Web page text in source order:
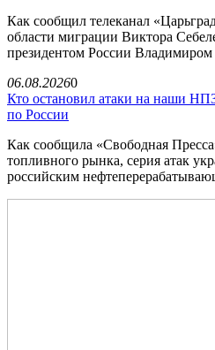
Как сообщил телеканал
области миграции Виктора
президентом России
06.08.20260
Кто остановил атаки на наши
по России
Как сообщила «Свободная
топливного рынка, серия атак
российским